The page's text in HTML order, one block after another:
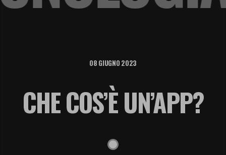
08 GIUGNO 2023
CHE COS’È UN’APP?